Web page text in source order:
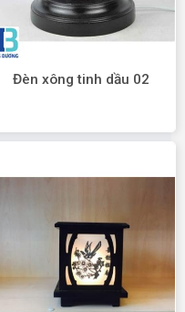
Đèn xông tinh dầu 02